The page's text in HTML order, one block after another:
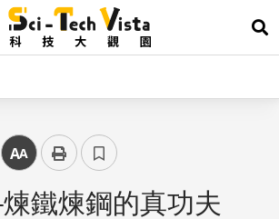
展
中
鐵煉鋼的真功夫